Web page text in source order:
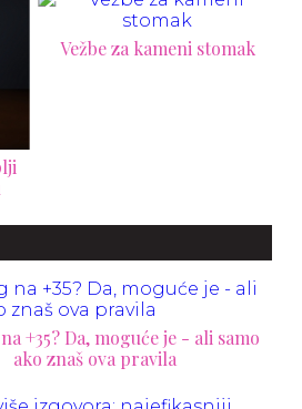
+35? Da, moguće je - ali samo
ako znaš ova pravila